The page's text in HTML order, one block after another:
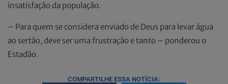
insatisfação da população.
– Para quem se considera enviado de Deus para levar água
ao sertão, deve ser uma frustração e tanto – ponderou o
Estadão.
COMPARTILHE ESSA NOTÍCIA: